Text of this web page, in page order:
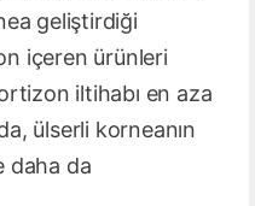
geliştirdiği
içeren ürünleri
iltihabı en aza
ülserli korneanın
daha da